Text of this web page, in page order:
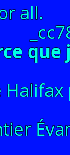
all.
que